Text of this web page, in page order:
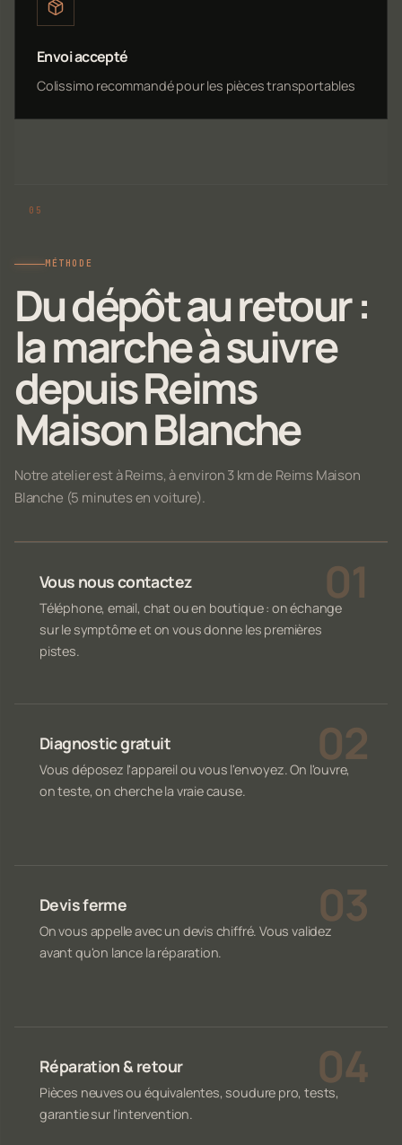
Envoi accepté
Colissimo recommandé pour les pièces transportables
MÉTHODE
Du dépôt au retour :
la marche à suivre
depuis Reims
Maison Blanche
Notre atelier est à Reims, à environ 3 km de Reims Maison
Blanche (5 minutes en voiture).
Vous nous contactez
Téléphone, email, chat ou en boutique : on échange
sur le symptôme et on vous donne les premières
pistes.
Diagnostic gratuit
Vous déposez l'appareil ou vous l'envoyez. On l'ouvre,
on teste, on cherche la vraie cause.
Devis ferme
On vous appelle avec un devis chiffré. Vous validez
avant qu'on lance la réparation.
Réparation & retour
Pièces neuves ou équivalentes, soudure pro, tests,
garantie sur l'intervention.